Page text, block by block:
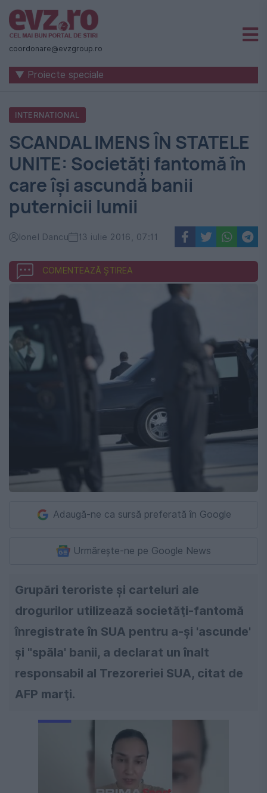
Știri
naționale
internaționale
România
-
Evenimentul
Zilei
coordonare@evzgroup.ro
▼ Proiecte speciale
INTERNATIONAL
SCANDAL IMENS ÎN STATELE
UNITE: Societăţi fantomă în
care îşi ascundă banii
puternicii lumii
Ionel Dancu 13 iulie 2016, 07:11
COMENTEAZĂ ȘTIREA
Adaugă-ne ca sursă preferată în Google
Urmărește-ne pe Google News
Grupări teroriste şi carteluri ale
drogurilor utilizează societăţi-fantomă
înregistrate în SUA pentru a-şi 'ascunde'
şi "spăla' banii, a declarat un înalt
responsabil al Trezoreriei SUA, citat de
AFP marţi.